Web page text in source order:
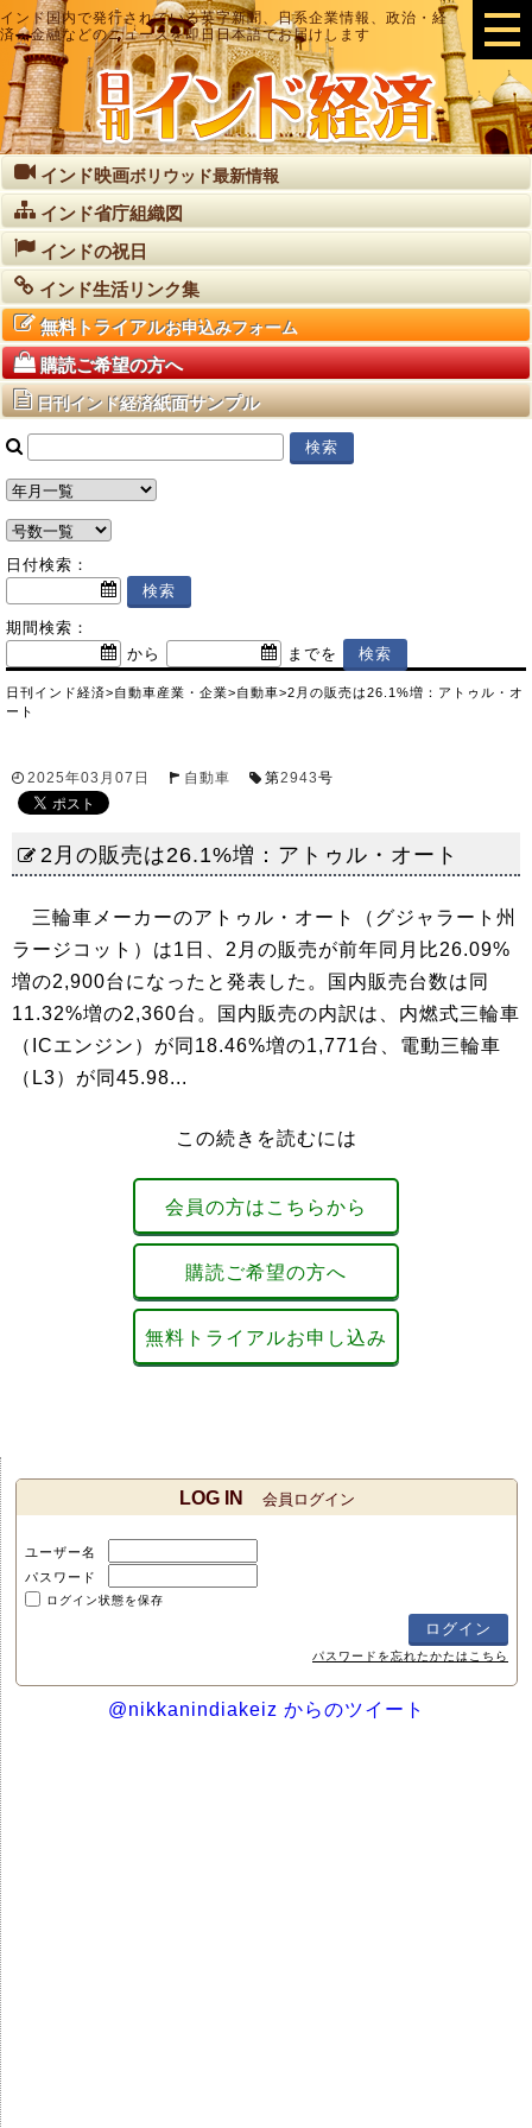
インド国内で発行されている英字新聞、日系企業情報、政治・経
済・金融などのニュースを即日日本語でお届けします
インド映画ボリウッド最新情報
インド省庁組織図
インドの祝日
インド生活リンク集
無料トライアルお申込みフォーム
購読ご希望の方へ
日刊インド経済紙面サンプル
日付検索：
期間検索：
から
までを
日刊インド経済>自動車産業・企業>自動車>2月の販売は26.1%増：アトゥル・オ
ート
2025年03月07日 自動車 第2943号
2月の販売は26.1%増：アトゥル・オート
三輪車メーカーのアトゥル・オート（グジャラート州
ラージコット）は1日、2月の販売が前年同月比26.09%
増の2,900台になったと発表した。国内販売台数は同
11.32%増の2,360台。国内販売の内訳は、内燃式三輪車
（ICエンジン）が同18.46%増の1,771台、電動三輪車
（L3）が同45.98...
この続きを読むには
会員の方はこちらから
購読ご希望の方へ
無料トライアルお申し込み
LOG IN 会員ログイン
ユーザー名
パスワード
ログイン状態を保存
パスワードを忘れたかたはこちら
@nikkanindiakeiz からのツイート